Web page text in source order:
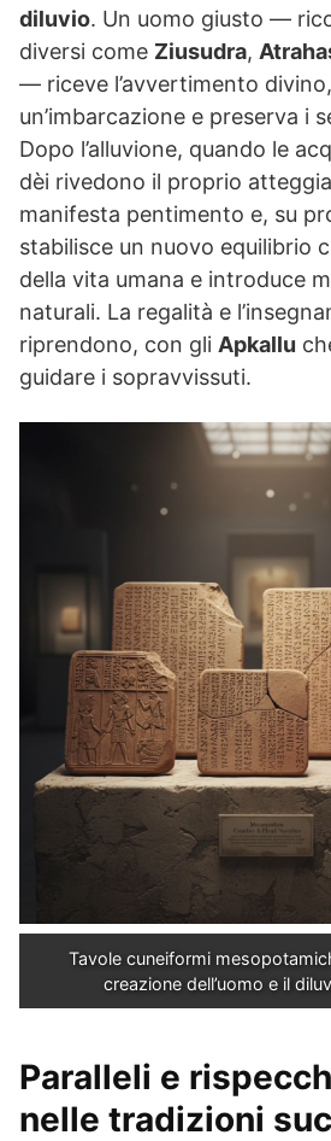
diluvio. Un uomo giusto —
diversi come Ziusudra,
— riceve l’avvertimento
un’imbarcazione e preserva i
Dopo l’alluvione, quando le
dèi rivedono il proprio
manifesta pentimento e, su
stabilisce un nuovo equilibrio
della vita umana e introduce
naturali. La regalità e
riprendono, con gli Apkallu
guidare i sopravvissuti.
Tavole cuneiformi
creazione dell’uomo e il
Paralleli e
nelle tradizioni